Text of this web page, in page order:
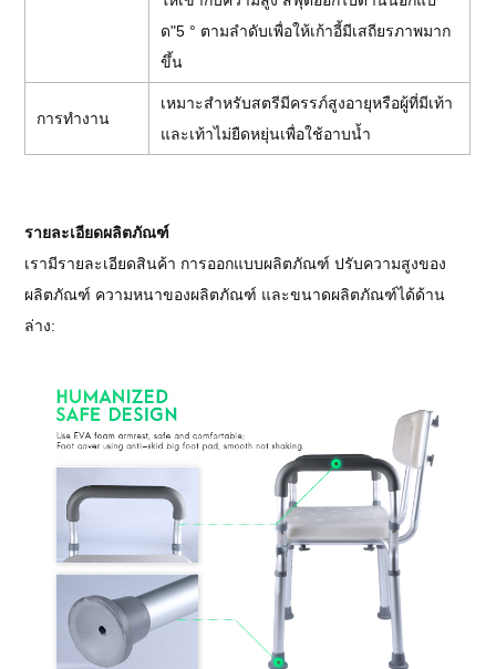
ด"5 ° ตามลำดับเพื่อให้เก้าอี้มีเสถียรภาพมาก
ขึ้น
การทำงาน
เหมาะสำหรับสตรีมีครรภ์สูงอายุหรือผู้ที่มีเท้า
และเท้าไม่ยืดหยุ่นเพื่อใช้อาบน้ำ
รายละเอียดผลิตภัณฑ์
เรามีรายละเอียดสินค้า การออกแบบผลิตภัณฑ์ ปรับความสูงของ
ผลิตภัณฑ์ ความหนาของผลิตภัณฑ์ และขนาดผลิตภัณฑ์ได้ด้าน
ล่าง: